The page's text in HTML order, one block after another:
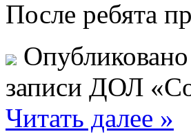
После ребята
записи ДОЛ
Читать далее »